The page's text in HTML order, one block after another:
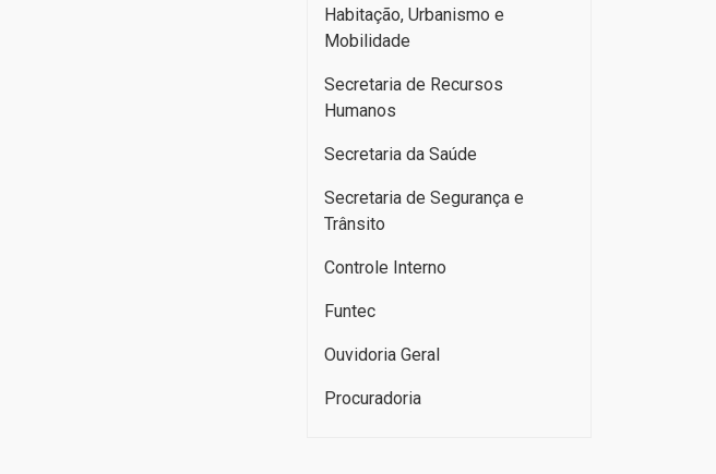
Habitação, Urbanismo e
Mobilidade
Secretaria de Recursos
Humanos
Secretaria da Saúde
Secretaria de Segurança e
Trânsito
Controle Interno
Funtec
Ouvidoria Geral
Procuradoria